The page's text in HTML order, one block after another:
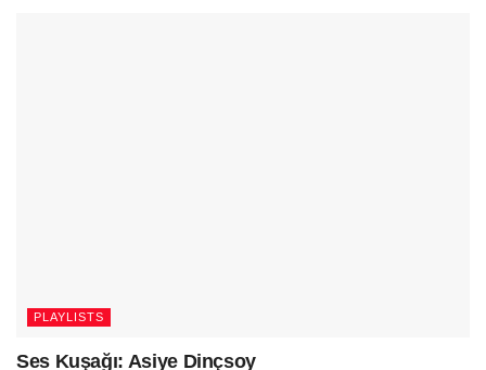
PLAYLISTS
Ses Kuşağı: Asiye Dinçsoy